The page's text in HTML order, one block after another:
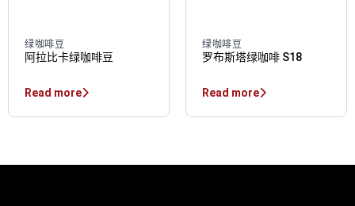
绿咖啡豆
阿拉比卡绿咖啡豆
Read more
绿咖啡豆
罗布斯塔绿咖啡 S18
Read more